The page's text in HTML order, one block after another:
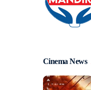
Cinema News